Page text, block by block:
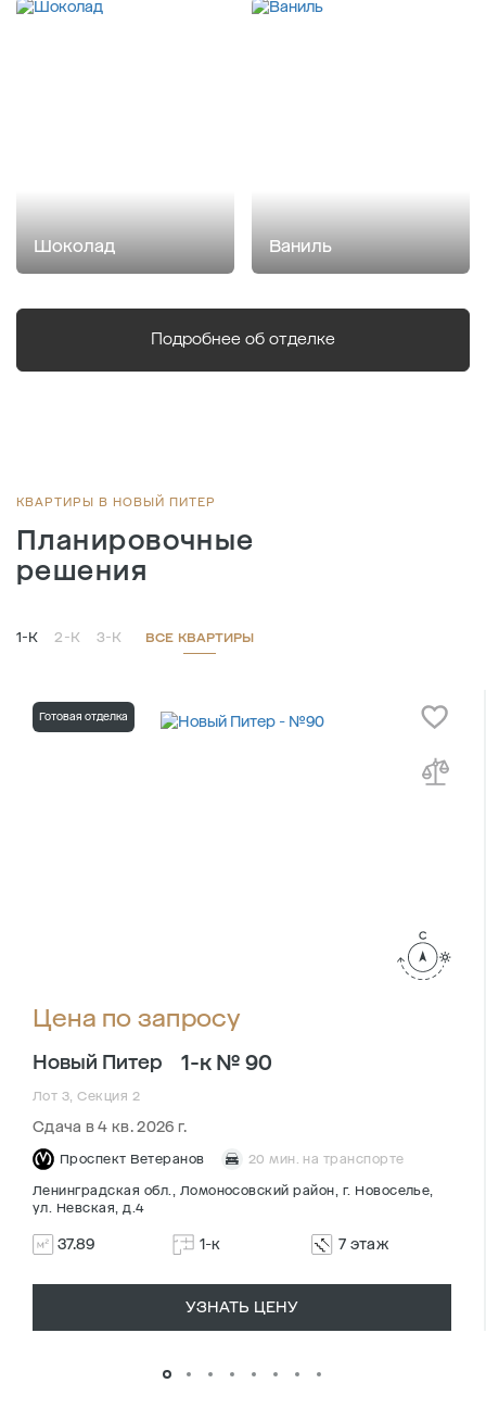
Шоколад Ваниль
Подробнее об отделке
КВАРТИРЫ В НОВЫЙ ПИТЕР
Планировочные
решения
1-К 2-К 3-К ВСЕ КВАРТИРЫ
Готовая отделка
Цена по запросу
Новый Питер 1-к № 90
Лот 3, Секция 2
Сдача в 4 кв. 2026 г.
Проспект Ветеранов 20 мин. на транспорте
Ленинградская обл., Ломоносовский район, г. Новоселье,
ул. Невская, д.4
37.89 1-к 7 этаж
УЗНАТЬ ЦЕНУ